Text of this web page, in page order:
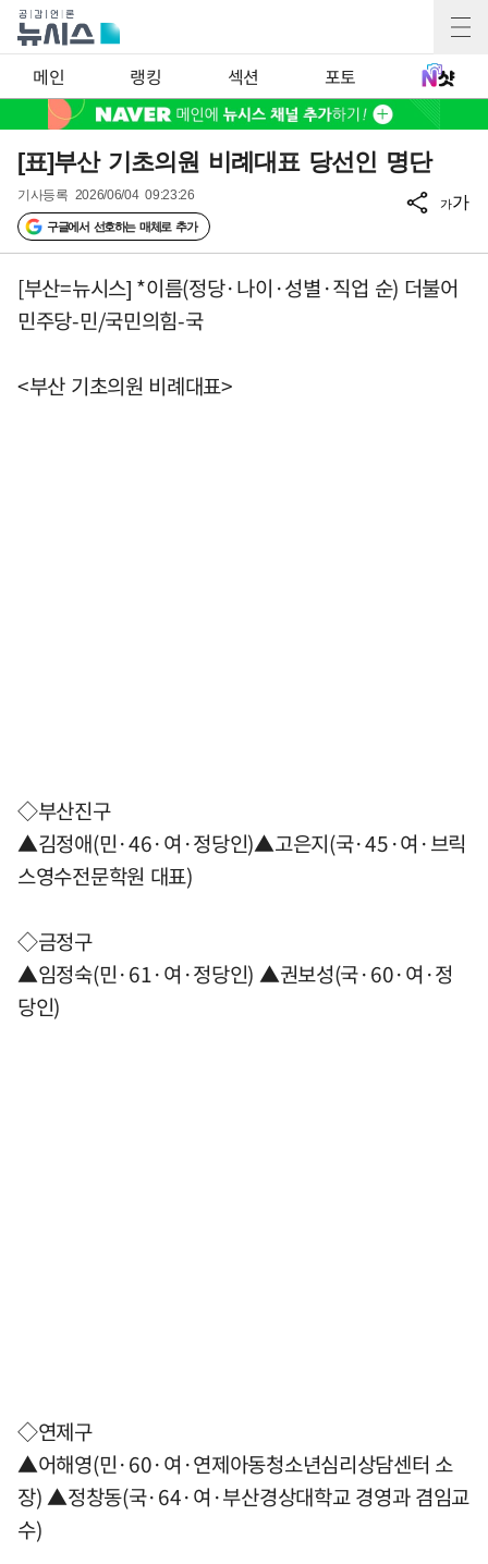
메인 랭킹 섹션 포토
[표]부산 기초의원 비례대표 당선인 명단
기사등록 2026/06/04 09:23:26
구글에서 선호하는 매체로 추가
가가
[부산=뉴시스] *이름(정당·나이·성별·직업 순) 더불어
민주당-민/국민의힘-국
<부산 기초의원 비례대표>
◇부산진구
▲김정애(민·46·여·정당인)▲고은지(국·45·여·브릭
스영수전문학원 대표)
◇금정구
▲임정숙(민·61·여·정당인) ▲권보성(국·60·여·정
당인)
◇연제구
▲어해영(민·60·여·연제아동청소년심리상담센터 소
장) ▲정창동(국·64·여·부산경상대학교 경영과 겸임교
수)